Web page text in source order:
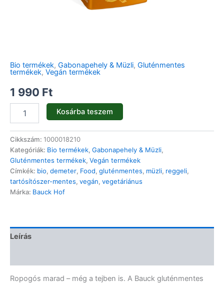
Bio termékek, Gabonapehely & Müzli, Gluténmentes
termékek, Vegán termékek
1 990 Ft
Kosárba teszem
Cikkszám: 1000018210
Kategóriák: Bio termékek, Gabonapehely & Müzli,
Gluténmentes termékek, Vegán termékek
Címkék: bio, demeter, Food, gluténmentes, müzli, reggeli,
tartósítószer-mentes, vegán, vegetáriánus
Márka: Bauck Hof
Leírás
Ropogós marad – még a tejben is. A Bauck gluténmentes